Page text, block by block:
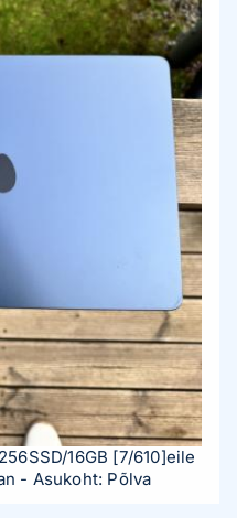
16GB [7/610]
- Asukoht: Põlva
eile